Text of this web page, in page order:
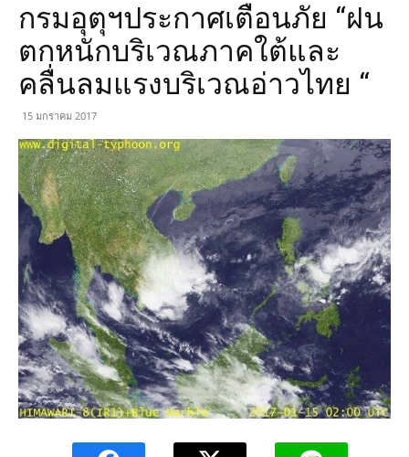
กรมอุตุฯประกาศเตือนภัย “ฝน
ตกหนักบริเวณภาคใต้และ
คลื่นลมแรงบริเวณอ่าวไทย “
15 มกราคม 2017